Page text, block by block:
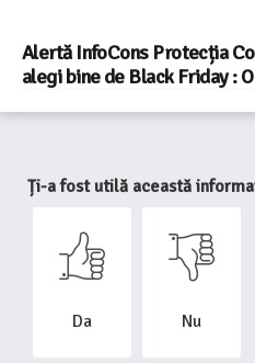
Alertă InfoCons Protecția
alegi bine de Black Friday :
Ți-a fost utilă această
Da Nu